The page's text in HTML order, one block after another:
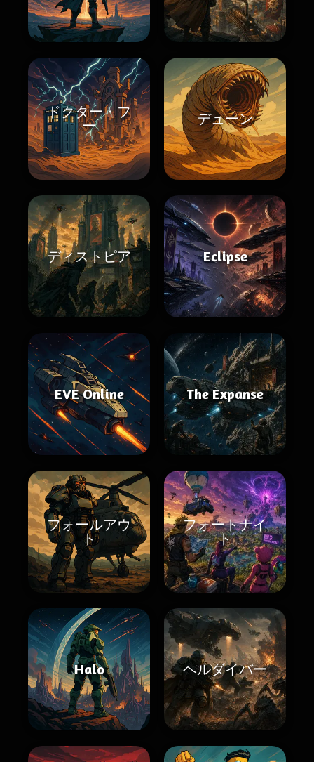
ドクター・フ
ー
デューン
ディストピア Eclipse
EVE Online The Expanse
フォールアウ
ト
フォートナイ
ト
Halo ヘルダイバー